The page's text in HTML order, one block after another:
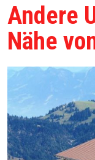
Andere
Nähe